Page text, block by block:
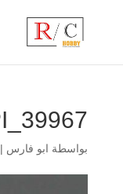
39967_HPI
بواسطة ابو فارس |